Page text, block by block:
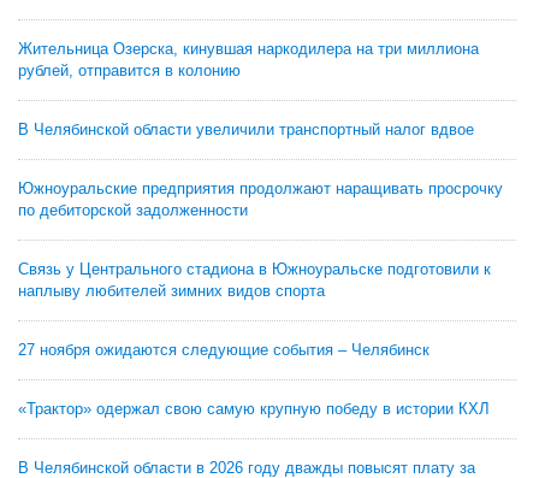
Жительница Озерска, кинувшая наркодилера на три миллиона
рублей, отправится в колонию
В Челябинской области увеличили транспортный налог вдвое
Южноуральские предприятия продолжают наращивать просрочку
по дебиторской задолженности
Связь у Центрального стадиона в Южноуральске подготовили к
наплыву любителей зимних видов спорта
27 ноября ожидаются следующие события – Челябинск
«Трактор» одержал свою самую крупную победу в истории КХЛ
В Челябинской области в 2026 году дважды повысят плату за